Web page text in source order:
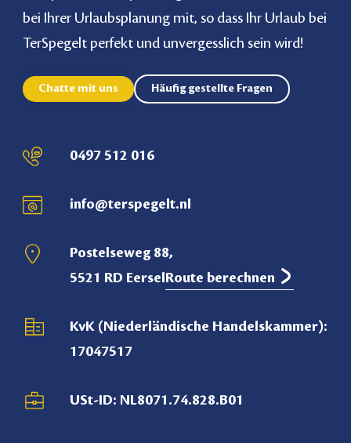
bei Ihrer Urlaubsplanung mit, so dass Ihr Urlaub bei
TerSpegelt perfekt und unvergesslich sein wird!
Chatte mit uns Häufig gestellte Fragen
0497 512 016
info@terspegelt.nl
Postelseweg 88,
5521 RD EerselRoute berechnen
KvK (Niederländische Handelskammer):
17047517
USt-ID: NL8071.74.828.B01